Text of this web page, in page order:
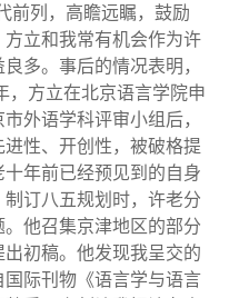
前列，高瞻远瞩，鼓励
立和我常有机会作为许
多。事后的情况表明，
，方立在北京语言学院申
外语学科评审小组后，
性、开创性，被破格提
年前已经预见到的自身
订八五规划时，许老分
他召集京津地区的部分
初稿。他发现我呈交的
际刊物《语言学与语言